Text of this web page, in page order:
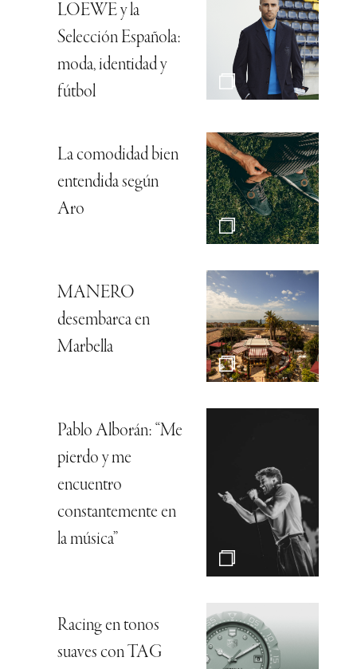
LOEWE y la
Selección Española:
moda, identidad y
fútbol
La comodidad bien
entendida según
Aro
MANERO
desembarca en
Marbella
Pablo Alborán: “Me
pierdo y me
encuentro
constantemente en
la música”
Racing en tonos
suaves con TAG